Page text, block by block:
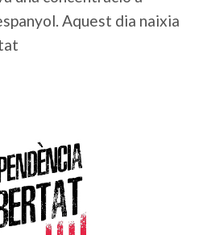
Aquest dia naixia